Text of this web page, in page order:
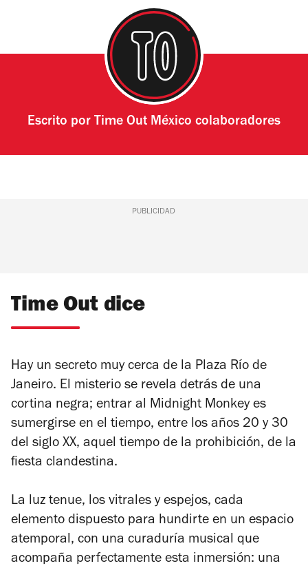
Escrito por Time Out México colaboradores
PUBLICIDAD
Time Out dice
Hay un secreto muy cerca de la Plaza Río de
Janeiro. El misterio se revela detrás de una
cortina negra; entrar al Midnight Monkey es
sumergirse en el tiempo, entre los años 20 y 30
del siglo XX, aquel tiempo de la prohibición, de la
fiesta clandestina.
La luz tenue, los vitrales y espejos, cada
elemento dispuesto para hundirte en un espacio
atemporal, con una curaduría musical que
acompaña perfectamente esta inmersión: una